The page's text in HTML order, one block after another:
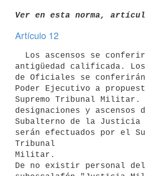
Ver en esta norma,
Artículo 12
antigüedad calificada. Los
de Oficiales se
Poder Ejecutivo a
Supremo Tribunal Militar.
designaciones y ascensos
Subalterno de la
serán efectuados por el
Tribunal
Militar.
De no existir personal del